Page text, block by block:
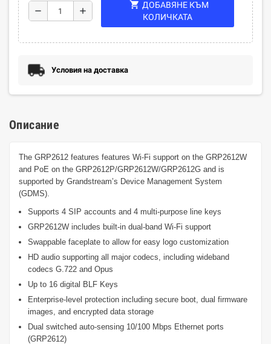
remove add
shopping_cart ДОБАВЯНЕ КЪМ
КОЛИЧКАТА
Условия на доставка
Описание
The GRP2612 features features Wi-Fi support on the GRP2612W
and PoE on the GRP2612P/GRP2612W/GRP2612G and is
supported by Grandstream’s Device Management System
(GDMS).
Supports 4 SIP accounts and 4 multi-purpose line keys
GRP2612W includes built-in dual-band Wi-Fi support
Swappable faceplate to allow for easy logo customization
HD audio supporting all major codecs, including wideband
codecs G.722 and Opus
Up to 16 digital BLF Keys
Enterprise-level protection including secure boot, dual firmware
images, and encrypted data storage
Dual switched auto-sensing 10/100 Mbps Ethernet ports
(GRP2612)